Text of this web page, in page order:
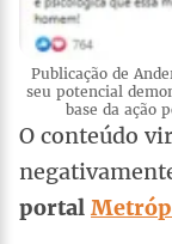
Publicação de
seu potencial
base da ação
O conteúdo
portal